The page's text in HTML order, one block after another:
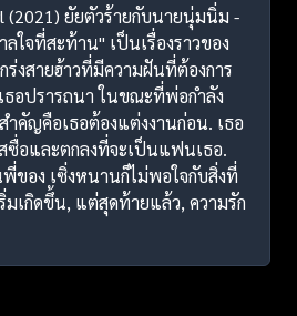
(2021) ยัยตัวร้ายกับนายนุ่มนิ่ม -
ใจที่สะท้าน" เป็นเรื่องราวของ
งสายฮ้าวที่มีความฝันที่ต้องการ
อปรารถนา ในขณะที่พ่อกำลัง
คัญคือเธอต้องแต่งงานก่อน. เธอ
อและตกลงที่จะเป็นแฟนเธอ.
อง เซิ่งหนานก็ไม่พอใจกับสิ่งที่
มเกิดขึ้น, แต่สุดท้ายแล้ว, ความรัก